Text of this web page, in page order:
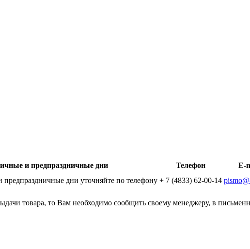
и предпраздничные дни Телефон E-
дни уточняйте по телефону + 7 (4833) 62-00-14
товара, то Вам необходимо сообщить своему менеджеру, в